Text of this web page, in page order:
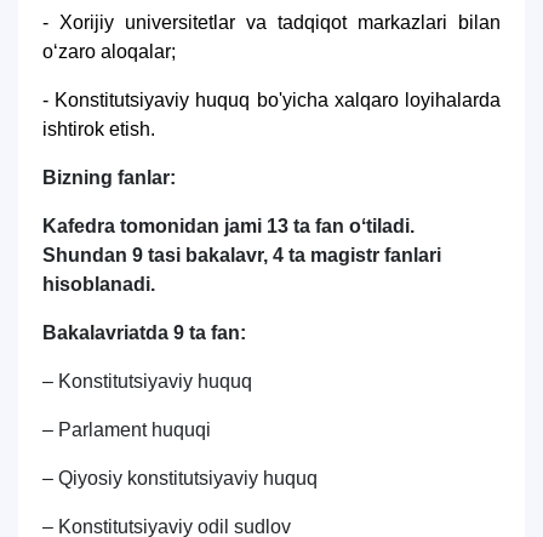
- Xorijiy universitetlar va tadqiqot markazlari bilan
o‘zaro aloqalar;
- Konstitutsiyaviy huquq bo'yicha xalqaro loyihalarda
ishtirok etish.
Bizning fanlar:
Kafedra tomonidan jami 13 ta fan oʻtiladi.
Shundan 9 tasi bakalavr, 4 ta magistr fanlari
hisoblanadi.
Bakalavriatda 9 ta fan:
– Konstitutsiyaviy huquq
– Parlament huquqi
– Qiyosiy konstitutsiyaviy huquq
– Konstitutsiyaviy odil sudlov